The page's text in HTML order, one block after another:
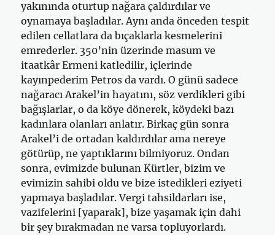
yakınında oturtup nağara çaldırdılar ve
oynamaya başladılar. Aynı anda önceden tespit
edi­len cellatlara da bıçaklarla kesmelerini
emrederler. 350’nin üzerinde ma­sum ve
itaatkâr Ermeni katledilir, içlerinde
kayınpederim Petros da vardı. O günü sadece
nağaracı Arakel’in hayatını, söz verdikleri gibi
bağışlar­lar, o da köye dönerek, köydeki bazı
kadınlara olanları anlatır. Birkaç gün sonra
Arakel’i de ortadan kaldırdılar ama nereye
götürüp, ne yaptıklarını bilmiyoruz. Ondan
sonra, evimizde bulunan Kürtler, bizim ve
evimizin sahibi oldu ve bize istedikleri eziyeti
yapmaya başladılar. Vergi tahsildar­ları ise,
vazifelerini [yaparak], bize yaşamak için dahi
bir şey bırakmadan ne varsa topluyorlardı.